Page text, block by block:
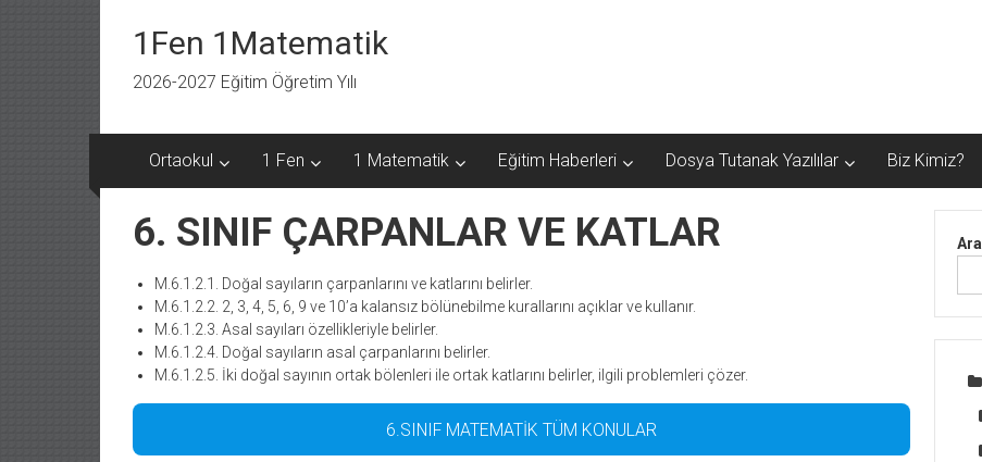
1Fen 1Matematik
2026-2027 Eğitim Öğretim Yılı
Ortaokul 1 Fen 1 Matematik Eğitim Haberleri Dosya Tutanak Yazılılar Biz Kimiz?
6. SINIF ÇARPANLAR VE KATLAR
M.6.1.2.1. Doğal sayıların çarpanlarını ve katlarını belirler.
M.6.1.2.2. 2, 3, 4, 5, 6, 9 ve 10’a kalansız bölünebilme kurallarını açıklar ve kullanır.
M.6.1.2.3. Asal sayıları özellikleriyle belirler.
M.6.1.2.4. Doğal sayıların asal çarpanlarını belirler.
M.6.1.2.5. İki doğal sayının ortak bölenleri ile ortak katlarını belirler, ilgili problemleri çözer.
6.SINIF MATEMATİK TÜM KONULAR
Ara